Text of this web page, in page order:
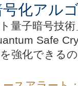
化アル
量子暗号技
Safe
強化できる